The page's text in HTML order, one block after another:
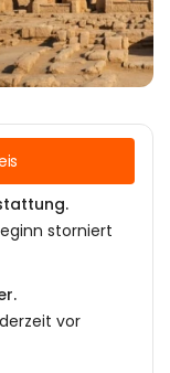
storniert
vor